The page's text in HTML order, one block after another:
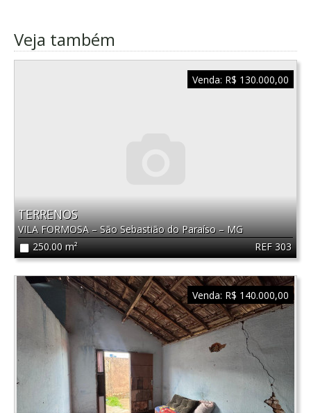
Veja também
REF 303
TERRENOS
VILA FORMOSA–São Sebastião do Paraíso–MG
250.00 m²
Venda: R$ 130.000,00
Venda: R$ 140.000,00